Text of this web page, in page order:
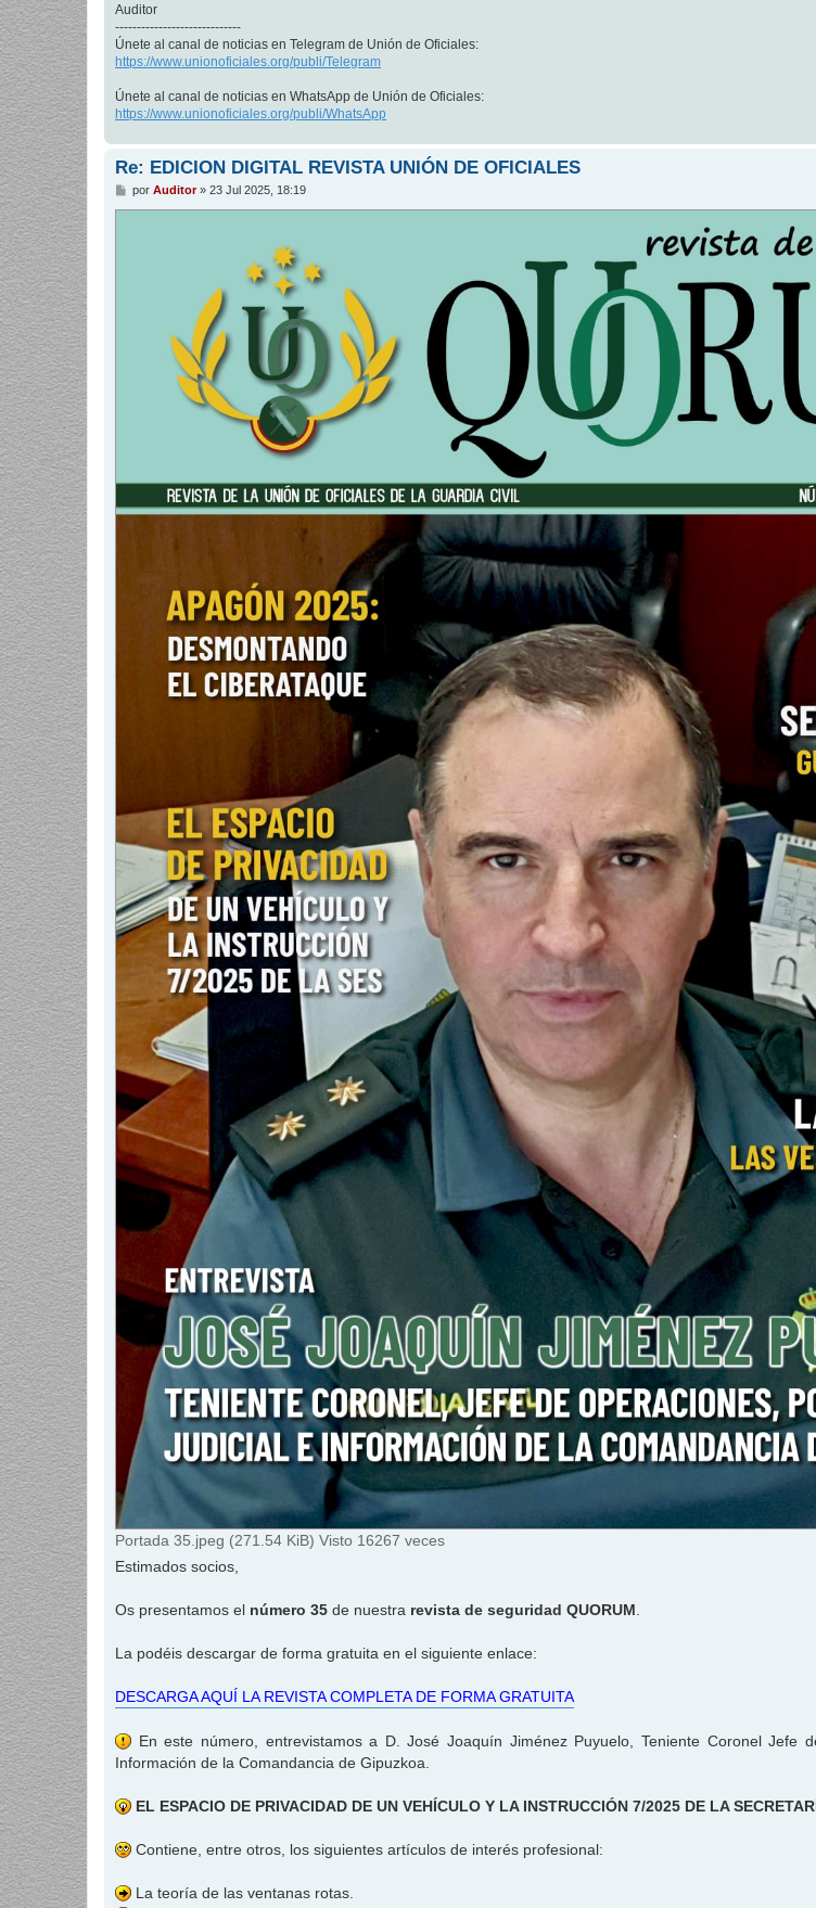
Auditor
-----------------------------
Únete al canal de noticias en Telegram de Unión de Oficiales:
https://www.unionoficiales.org/publi/Telegram
Únete al canal de noticias en WhatsApp de Unión de Oficiales:
https://www.unionoficiales.org/publi/WhatsApp
Re: EDICION DIGITAL REVISTA UNIÓN DE OFICIALES
M
por Auditor» 23 Jul 2025, 18:19
Portada 35.jpeg (271.54 KiB) Visto 16267 veces
Estimados socios,
Os presentamos el número 35 de nuestra revista de seguridad QUORUM
La podéis descargar de forma gratuita en el siguiente enlace:
DESCARGA AQUÍ LA REVISTA COMPLETA DE FORMA GRATUITA
En este número, entrevistamos a D. José Joaquín Jiménez Puyuelo, Teniente Coronel Jefe
Información de la Comandancia de Gipuzkoa.
EL ESPACIO DE PRIVACIDAD DE UN VEHÍCULO Y LA INSTRUCCIÓN 7/2025 DE LA
Contiene, entre otros, los siguientes artículos de interés profesional:
La teoría de las ventanas rotas.